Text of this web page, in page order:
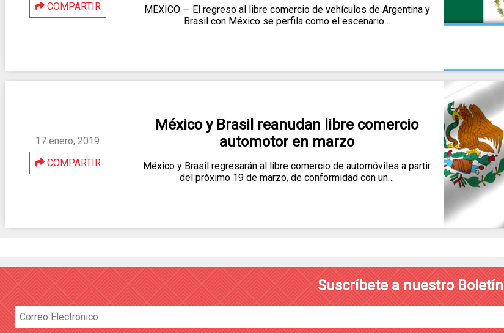
COMPARTIR
MÉXICO — El regreso al libre comercio de vehículos de Argentina y
Brasil con México se perfila como el escenario…
17 enero, 2019
COMPARTIR
México y Brasil reanudan libre comercio
automotor en marzo
México y Brasil regresarán al libre comercio de automóviles a partir
del próximo 19 de marzo, de conformidad con un…
Suscríbete a nuestro Boletín